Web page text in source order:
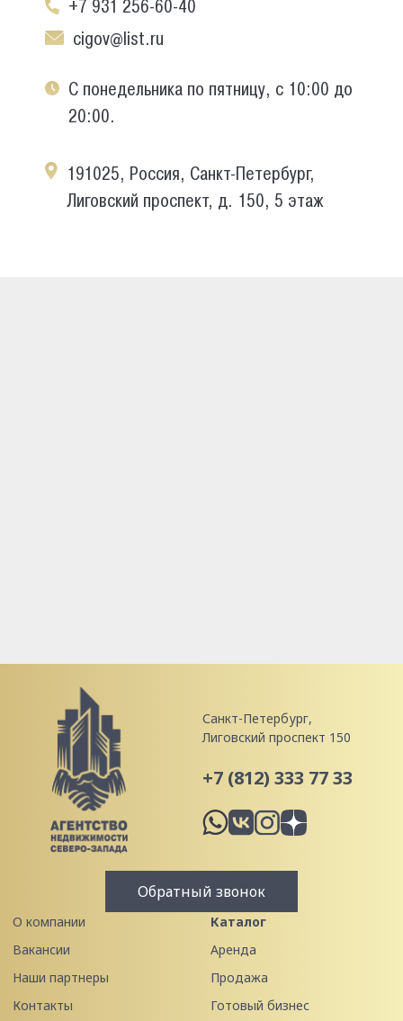
+7 931 256-60-40
cigov@list.ru
С понедельника по пятницу, с 10:00 до
20:00.
191025, Россия, Санкт-Петербург,
Лиговский проспект, д. 150, 5 этаж
Санкт-Петербург,
Лиговский проспект 150
+7 (812) 333 77 33
Обратный звонок
О компании
Вакансии
Наши партнеры
Контакты
Каталог
Аренда
Продажа
Готовый бизнес